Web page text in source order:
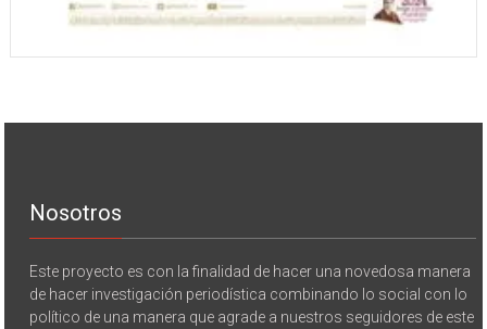
Nosotros
Este proyecto es con la finalidad de hacer una novedosa manera
de hacer investigación periodística combinando lo social con lo
político de una manera que agrade a nuestros seguidores de este